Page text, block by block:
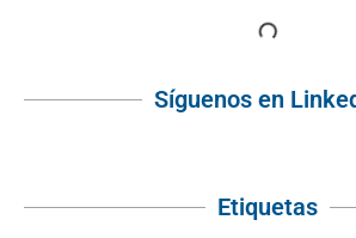
Síguenos en
Etiquetas